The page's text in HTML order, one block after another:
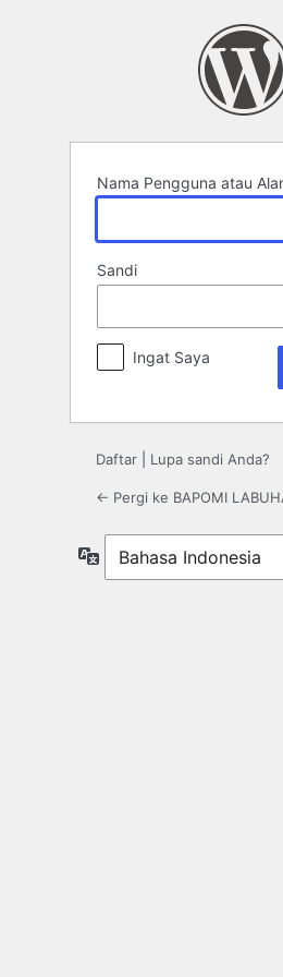
Nama Pengguna atau
Sandi
Ingat Saya
Daftar Lupa sandi Anda?
← Pergi ke BAPOMI
Bahasa